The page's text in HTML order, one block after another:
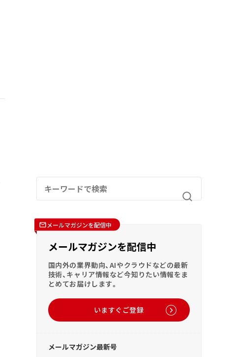
メールマガジンを配信中
メールマガジンを配信中
国内外の業界動向、AIやクラウドなどの最新
技術、キャリア情報など今知りたい情報をま
とめてお届けします。
いますぐご登録
メールマガジン最新号